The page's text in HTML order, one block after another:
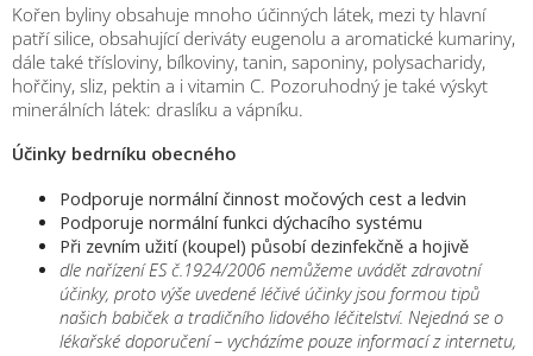
Kořen byliny obsahuje mnoho účinných látek, mezi ty hlavní
patří silice, obsahující deriváty eugenolu a aromatické kumariny,
dále také třísloviny, bílkoviny, tanin, saponiny, polysacharidy,
hořčiny, sliz, pektin a i vitamin C. Pozoruhodný je také výskyt
minerálních látek: draslíku a vápníku.
Účinky bedrníku obecného
Podporuje normální činnost močových cest a ledvin
Podporuje normální funkci dýchacího systému
Při zevním užití (koupel) působí dezinfekčně a hojivě
dle nařízení ES č.1924/2006 nemůžeme uvádět zdravotní
účinky, proto výše uvedené léčivé účinky jsou formou tipů
našich babiček a tradičního lidového léčitelství. Nejedná se o
lékařské doporučení – vycházíme pouze informací z internetu,